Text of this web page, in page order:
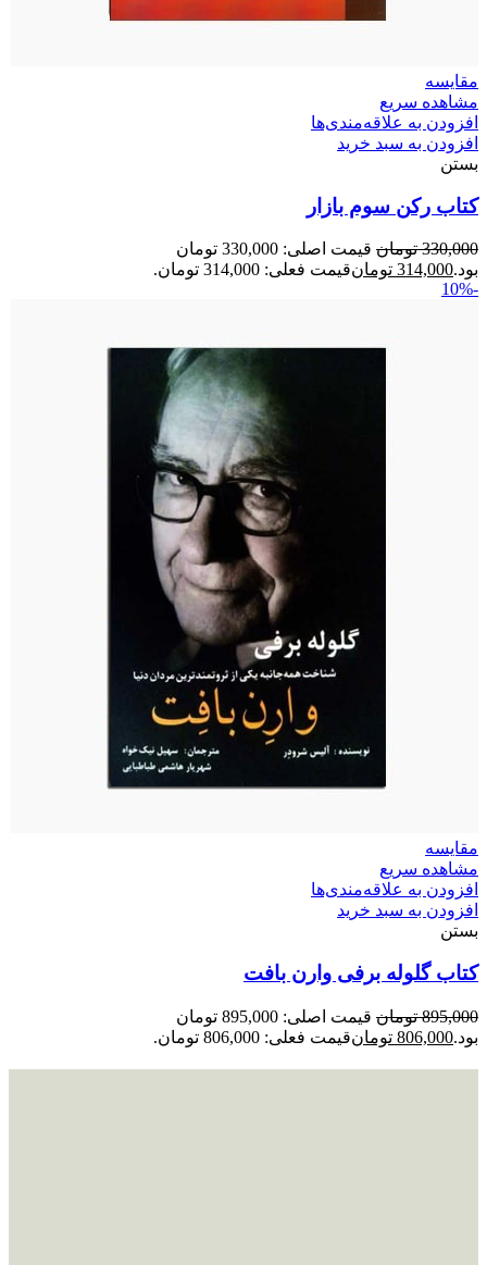
مقایسه
مشاهده سریع
افزودن به علاقه‌مندی‌ها
افزودن به سبد خرید
بستن
کتاب رکن سوم بازار
330,000 تومان
قیمت اصلی: 330,000 تومان
بود.314,000 تومانقیمت فعلی: 314,000 تومان.
-10%
مقایسه
مشاهده سریع
افزودن به علاقه‌مندی‌ها
افزودن به سبد خرید
بستن
کتاب گلوله برفی وارن بافت
895,000 تومان
قیمت اصلی: 895,000 تومان
بود.806,000 تومانقیمت فعلی: 806,000 تومان.